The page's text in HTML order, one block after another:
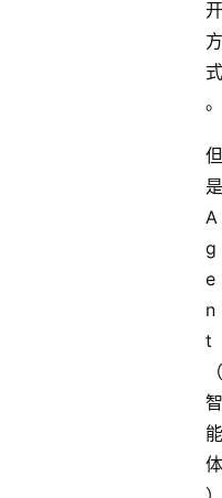
开
方
式
。
但
是
A
g
e
n
t
（
智
能
体